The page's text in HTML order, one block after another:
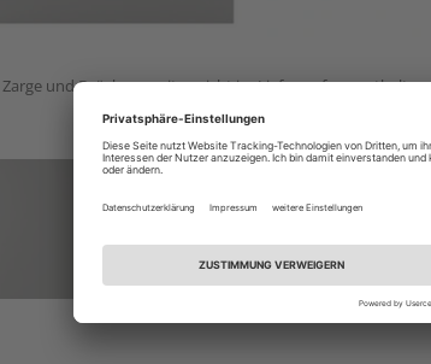
und Drückergarnitur nicht im Lieferumfang enthalten,